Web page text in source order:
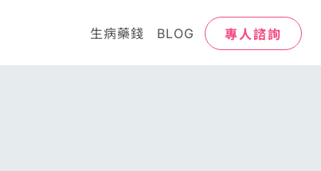
生病藥錢 BLOG 專人諮詢